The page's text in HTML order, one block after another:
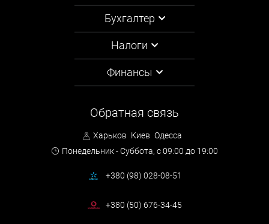
Бухгалтер
Налоги
Финансы
Обратная связь
Харьков Киев Одесса
Понедельник - Суббота, с 09:00 до 19:00
+380 (98) 028-08-51
+380 (50) 676-34-45